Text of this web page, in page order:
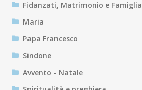
Fidanzati, Matrimonio e Famiglia
Maria
Papa Francesco
Sindone
Avvento - Natale